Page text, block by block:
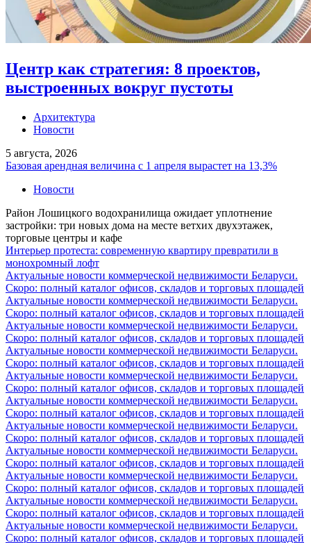
Центр как стратегия: 8 проектов,
выстроенных вокруг пустоты
Архитектура
Новости
5 августа, 2026
Базовая арендная величина с 1 апреля вырастет на 13,3%
Новости
Район Лошицкого водохранилища ожидает уплотнение
застройки: три новых дома на месте ветхих двухэтажек,
торговые центры и кафе
Интерьер протеста: современную квартиру превратили в
монохромный лофт
Актуальные новости коммерческой недвижимости Беларуси.
Скоро: полный каталог офисов, складов и торговых площадей
Актуальные новости коммерческой недвижимости Беларуси.
Скоро: полный каталог офисов, складов и торговых площадей
Актуальные новости коммерческой недвижимости Беларуси.
Скоро: полный каталог офисов, складов и торговых площадей
Актуальные новости коммерческой недвижимости Беларуси.
Скоро: полный каталог офисов, складов и торговых площадей
Актуальные новости коммерческой недвижимости Беларуси.
Скоро: полный каталог офисов, складов и торговых площадей
Актуальные новости коммерческой недвижимости Беларуси.
Скоро: полный каталог офисов, складов и торговых площадей
Актуальные новости коммерческой недвижимости Беларуси.
Скоро: полный каталог офисов, складов и торговых площадей
Актуальные новости коммерческой недвижимости Беларуси.
Скоро: полный каталог офисов, складов и торговых площадей
Актуальные новости коммерческой недвижимости Беларуси.
Скоро: полный каталог офисов, складов и торговых площадей
Актуальные новости коммерческой недвижимости Беларуси.
Скоро: полный каталог офисов, складов и торговых площадей
Актуальные новости коммерческой недвижимости Беларуси.
Скоро: полный каталог офисов, складов и торговых площадей